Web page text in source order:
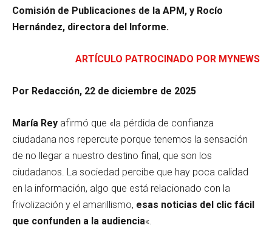
Comisión de Publicaciones de la APM, y Rocío
Hernández, directora del Informe.
ARTÍCULO PATROCINADO POR MYNEWS
Por Redacción, 22 de diciembre de 2025
María Rey afirmó que «la pérdida de confianza
ciudadana nos repercute porque tenemos la sensación
de no llegar a nuestro destino final, que son los
ciudadanos. La sociedad percibe que hay poca calidad
en la información, algo que está relacionado con la
frivolización y el amarillismo, esas noticias del clic fácil
que confunden a la audiencia«.